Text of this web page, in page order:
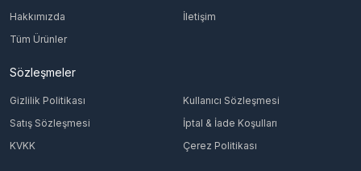
Hakkımızda
İletişim
Tüm Ürünler
Sözleşmeler
Gizlilik Politikası
Kullanıcı Sözleşmesi
Satış Sözleşmesi
İptal & İade Koşulları
KVKK
Çerez Politikası